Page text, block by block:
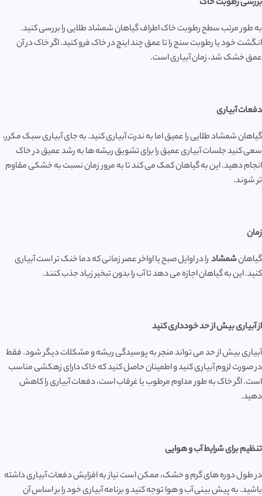
به طور مرتب سطح رطوبت خاک اطراف گیاهان شمشاد طلایی را بررسی کنید.
انگشت خود یا رطوبت سنج را تا عمق چند اینچ در خاک فرو کنید. اگر خاک در آن
عمق خشک شد، زمان آبیاری است.
دفعات آبیاری
گیاهان شمشاد طلایی را عمیق اما به ندرت آبیاری کنید. به جای آبیاری سبک مکرر،
سعی کنید جلسات آبیاری عمیق را برای تشویق ریشه ها به رشد عمیق در خاک
انجام دهید. این به گیاهان کمک می کند تا به مرور زمان نسبت به خشکی مقاوم
تر شوند.
زمان
گیاهانشمشاد را در اوایل صبح یا اواخر عصر زمانی که دما خنک تر است آبیاری
کنید. این به گیاهان اجازه می دهد تا آب را بدون تبخیر زیاد جذب کنند.
از آبیاری بیش از حد خودداری کنید
آبیاری بیش از حد می تواند منجر به پوسیدگی ریشه و مشکلات دیگر شود. فقط
در صورت لزوم آبیاری کنید و اطمینان حاصل کنید که خاک دارای زهکشی مناسب
است. اگر خاک به طور مداوم مرطوب یا غرقاب است، دفعات آبیاری را کاهش
دهید.
تنظیم برای شرایط آب و هوایی
در طول دوره های گرم و خشک، ممکن است نیاز به افزایش دفعات آبیاری داشته
باشید. به پیش بینی آب و هوا توجه کنید و برنامه آبیاری خود را بر اساس آن